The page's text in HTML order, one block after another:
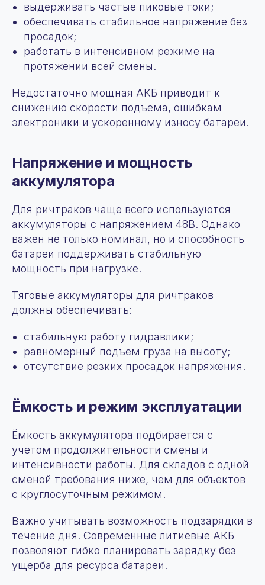
выдерживать частые пиковые токи;
обеспечивать стабильное напряжение без
просадок;
работать в интенсивном режиме на
протяжении всей смены.
Недостаточно мощная АКБ приводит к
снижению скорости подъема, ошибкам
электроники и ускоренному износу батареи.
Напряжение и мощность
аккумулятора
Для ричтраков чаще всего используются
аккумуляторы с напряжением 48В. Однако
важен не только номинал, но и способность
батареи поддерживать стабильную
мощность при нагрузке.
Тяговые аккумуляторы для ричтраков
должны обеспечивать:
стабильную работу гидравлики;
равномерный подъем груза на высоту;
отсутствие резких просадок напряжения.
Ёмкость и режим эксплуатации
Ёмкость аккумулятора подбирается с
учетом продолжительности смены и
интенсивности работы. Для складов с одной
сменой требования ниже, чем для объектов
с круглосуточным режимом.
Важно учитывать возможность подзарядки в
течение дня. Современные литиевые АКБ
позволяют гибко планировать зарядку без
ущерба для ресурса батареи.